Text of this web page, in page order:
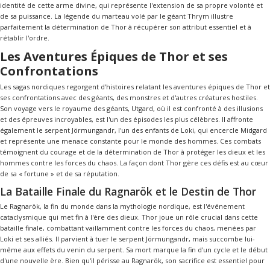
identité de cette arme divine, qui représente l'extension de sa propre volonté et
de sa puissance. La légende du marteau volé par le géant Thrym illustre
parfaitement la détermination de Thor à récupérer son attribut essentiel et à
rétablir l'ordre.
Les Aventures Épiques de Thor et ses
Confrontations
Les sagas nordiques regorgent d'histoires relatant les aventures épiques de Thor et
ses confrontations avec des géants, des monstres et d'autres créatures hostiles.
Son voyage vers le royaume des géants, Utgard, où il est confronté à des illusions
et des épreuves incroyables, est l'un des épisodes les plus célèbres. Il affronte
également le serpent Jörmungandr, l'un des enfants de Loki, qui encercle Midgard
et représente une menace constante pour le monde des hommes. Ces combats
témoignent du courage et de la détermination de Thor à protéger les dieux et les
hommes contre les forces du chaos. La façon dont Thor gère ces défis est au cœur
de sa « fortune » et de sa réputation.
La Bataille Finale du Ragnarök et le Destin de Thor
Le Ragnarök, la fin du monde dans la mythologie nordique, est l'événement
cataclysmique qui met fin à l'ère des dieux. Thor joue un rôle crucial dans cette
bataille finale, combattant vaillamment contre les forces du chaos, menées par
Loki et ses alliés. Il parvient à tuer le serpent Jörmungandr, mais succombe lui-
même aux effets du venin du serpent. Sa mort marque la fin d'un cycle et le début
d'une nouvelle ère. Bien qu'il périsse au Ragnarök, son sacrifice est essentiel pour